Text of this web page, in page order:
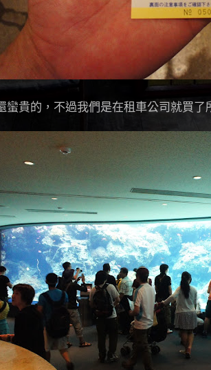
蠻貴的，不過我們是在租車公司就買了